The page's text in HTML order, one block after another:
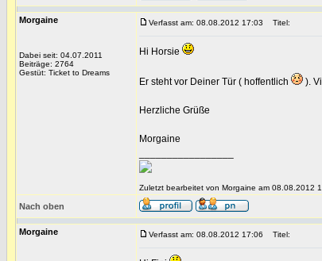
Morgaine
Dabei seit: 04.07.2011
Beiträge: 2764
Gestüt: Ticket to Dreams
Verfasst am: 08.08.2012 17:03 Titel:
Hi Horsie
Er steht vor Deiner Tür ( hoffentlich ).
Herzliche Grüße
Morgaine
Zuletzt bearbeitet von Morgaine am 08.08.2012
Nach oben
Morgaine Verfasst am: 08.08.2012 17:06 Titel: